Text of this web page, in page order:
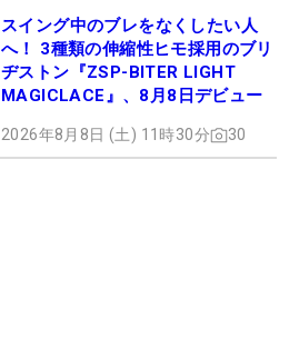
スイング中のブレをなくしたい人
へ！ 3種類の伸縮性ヒモ採用のブリ
ヂストン『ZSP-BITER LIGHT
MAGICLACE』、8月8日デビュー
2026年8月8日 (土) 11時30分 30